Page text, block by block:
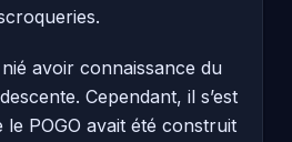
avoir connaissance du
Cependant, il s’est
POGO avait été construit